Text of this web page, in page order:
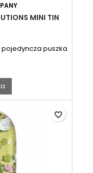
MINI TIN
pojedyncza puszka
favorite_border